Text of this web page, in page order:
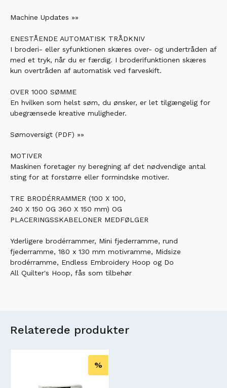
Machine Updates »»
ENESTÅENDE AUTOMATISK TRÅDKNIV
I broderi- eller syfunktionen skæres over- og undertråden af
med et tryk, når du er færdig. I broderifunktionen skæres
kun overtråden af automatisk ved farveskift.
OVER 1000 SØMME
En hvilken som helst søm, du ønsker, er let tilgængelig for
ubegrænsede kreative muligheder.
Sømoversigt (PDF) »»
MOTIVER
Maskinen foretager ny beregning af det nødvendige antal
sting for at forstørre eller formindske motiver.
TRE BRODÉRRAMMER (100 X 100,
240 X 150 OG 360 X 150 mm) OG
PLACERINGSSKABELONER MEDFØLGER
Yderligere brodérrammer, Mini fjederramme, rund
fjederramme, 180 x 130 mm motivramme, Midsize
brodérramme, Endless Embroidery Hoop og Do
All Quilter's Hoop, fås som tilbehør
Relaterede produkter
%